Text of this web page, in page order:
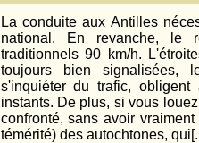
La conduite aux Antilles
national. En revanche, le
traditionnels 90 km/h.
toujours bien signalisées,
s'inquiéter du trafic,
instants. De plus, si vous
confronté, sans avoir
témérité) des autochtones,